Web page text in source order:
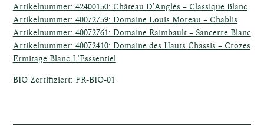
Artikelnummer: 42400150: Château D’Anglès – Classique Blanc
Artikelnummer: 40072759: Domaine Louis Moreau – Chablis
Artikelnummer: 40072761: Domaine Raimbault – Sancerre Blanc
Artikelnummer: 40072410: Domaine des Hauts Chassis – Crozes
Ermitage Blanc L’Esssentiel
BIO Zertifiziert: FR-BIO-01